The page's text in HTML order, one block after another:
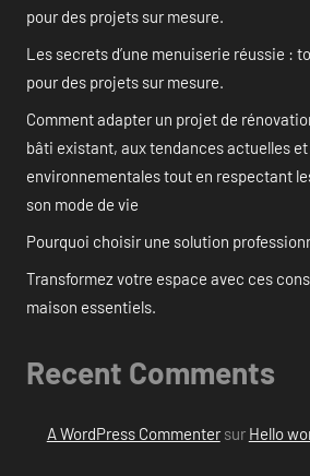
pour des projets sur mesure.
Les secrets d’une menuiserie réussie :
pour des projets sur mesure.
Comment adapter un projet de
bâti existant, aux tendances actuelles
environnementales tout en respectant
son mode de vie
Pourquoi choisir une solution
Transformez votre espace avec ces
maison essentiels.
Recent Comments
A WordPress Commentersur Hello